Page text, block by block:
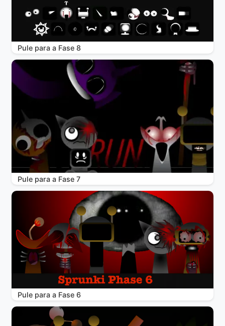
Pule para a Fase 8
Pule para a Fase 7
Pule para a Fase 6